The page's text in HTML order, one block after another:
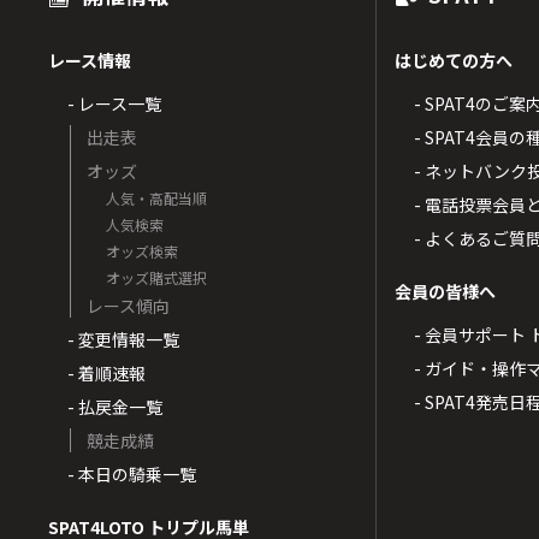
レース情報
- レース一覧
出走表
オッズ
人気・高配当順
人気検索
オッズ検索
オッズ賭式選択
レース傾向
- 変更情報一覧
- 着順速報
- 払戻金一覧
競走成績
- 本日の騎乗一覧
SPAT4LOTO トリプル馬単
はじめての方へ
- SPAT4のご案
- SPAT4会員の
- ネットバンク
- 電話投票会員
- よくあるご質
会員の皆様へ
- 会員サポート
- ガイド・操作
- SPAT4発売日